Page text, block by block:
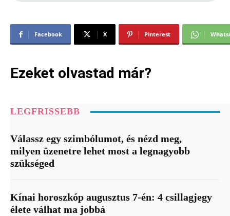
Facebook X Pinterest
Ezeket olvastad már?
LEGFRISSEBB
Válassz egy szimbólumot, és nézd meg,
milyen üzenetre lehet most a legnagyobb
szükséged
Kínai horoszkóp augusztus 7-én: 4 csillagjegy
élete válhat ma jobbá